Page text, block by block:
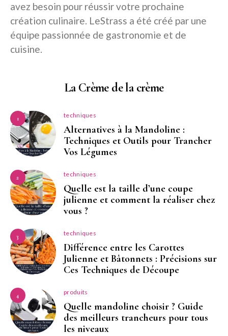
avez besoin pour réussir votre prochaine
création culinaire. LeStrass a été créé par une
équipe passionnée de gastronomie et de
cuisine.
La Crème de la crème
1 techniques
Alternatives à la Mandoline :
Techniques et Outils pour Trancher
Vos Légumes
2 techniques
Quelle est la taille d’une coupe
julienne et comment la réaliser chez
vous ?
3 techniques
Différence entre les Carottes
Julienne et Bâtonnets : Précisions sur
Ces Techniques de Découpe
4 produits
Quelle mandoline choisir ? Guide
des meilleurs trancheurs pour tous
les niveaux